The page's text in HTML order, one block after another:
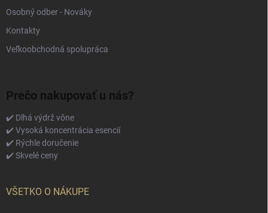
Osobný odber - Nováky
Kontakty
Veľkoobchodná spolupráca
Prečo nakupovať u nás?
✔️ Dlhá výdrž vône
✔️ Vysoká koncentrácia esencií
✔️ Rýchle doručenie
✔️ Skvelé ceny
VŠETKO O NÁKUPE